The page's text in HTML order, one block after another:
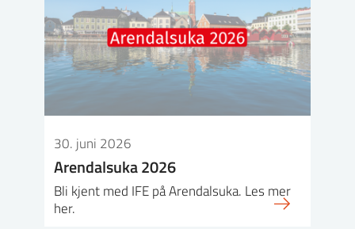
30. juni 2026
Arendalsuka 2026
Bli kjent med IFE på Arendalsuka. Les mer
her.